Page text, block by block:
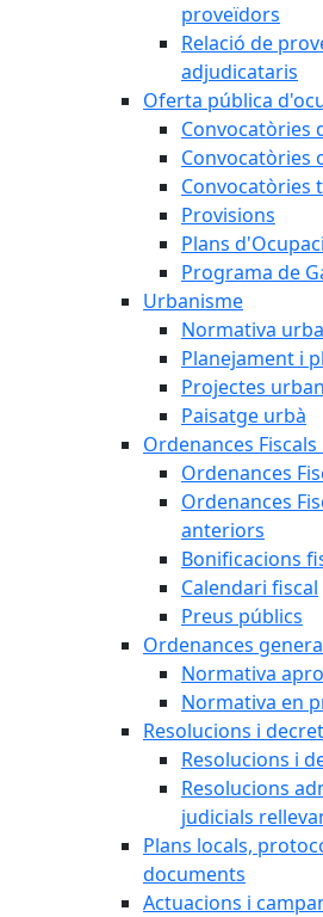
proveïdors
Relació de
adjudicataris
Oferta pública
Convocatòries
Convocatòries
Convocatòries
Provisions
Plans
Programa de
Urbanisme
Normativa
Planejament i
Projectes
Paisatge urbà
Ordenances
Ordenances
Ordenances
anteriors
Bonificacions
Calendari fiscal
Preus públics
Ordenances
Normativa
Normativa en
Resolucions i
Resolucions i
Resolucions
judicials
Plans locals,
documents
Actuacions i